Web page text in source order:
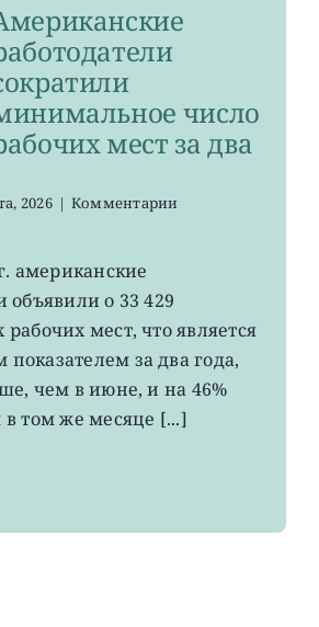
число
мест за два
2026 | Комментариик
число
мест
за
два
года
американские
объявили о 33 429
мест, что является
за два года,
чем в июне, и на 46%
том же месяце [...]